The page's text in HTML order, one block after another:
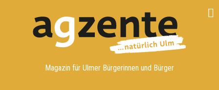
Magazin für Ulmer Bürgerinnen und Bürger